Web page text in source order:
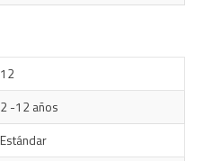
12
2 -12 años
Estándar